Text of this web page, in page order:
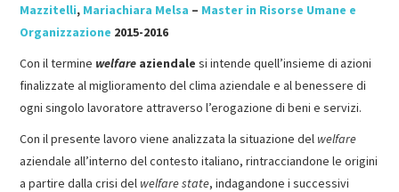
GIURISTI IN AZIENDA
TUTTI
Mazzitelli, Mariachiara Melsa – Master in Risorse Umane e
Organizzazione 2015-2016
Con il termine welfare aziendale si intende quell’insieme di azioni
finalizzate al miglioramento del clima aziendale e al benessere di
ogni singolo lavoratore attraverso l’erogazione di beni e servizi.
Con il presente lavoro viene analizzata la situazione del welfare
aziendale all’interno del contesto italiano, rintracciandone le origini
a partire dalla crisi del welfare state, indagandone i successivi